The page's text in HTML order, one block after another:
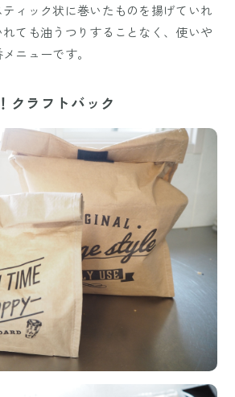
ィック状に巻いたものを揚げていれ
ても油うつりすることなく、使いや
ニューです。
クラフトバック